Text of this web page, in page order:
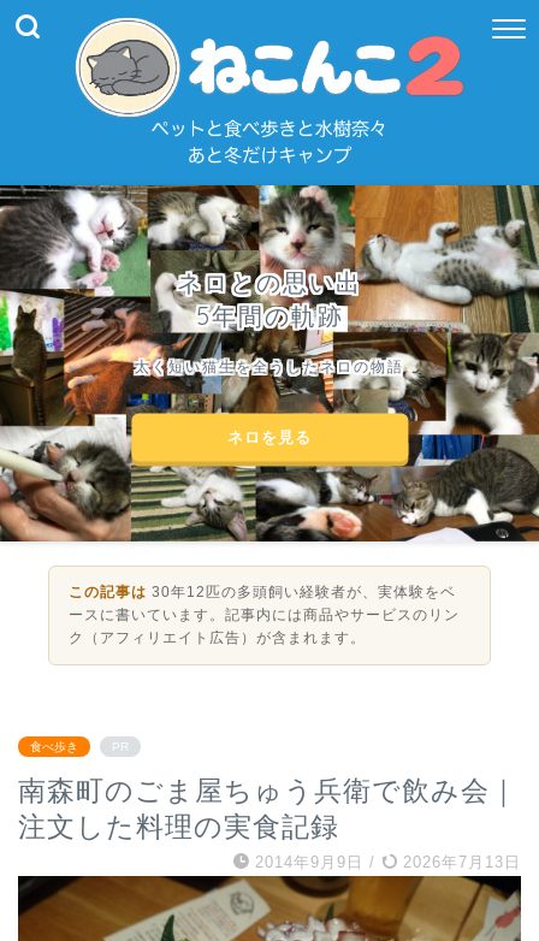
ネロとの思い出
5年間の軌跡
太く短い猫生を全うしたネロの物語
ネロを見る
この記事は 30年12匹の多頭飼い経験者が、実体験をベ
ースに書いています。記事内には商品やサービスのリン
ク（アフィリエイト広告）が含まれます。
食べ歩き PR
南森町のごま屋ちゅう兵衛で飲み会｜
注文した料理の実食記録
2014年9月9日 / 2026年7月13日